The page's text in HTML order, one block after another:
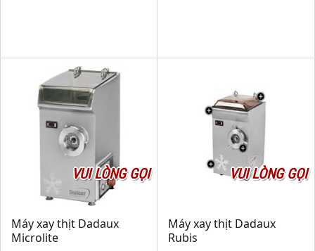
VUI LÒNG GỌI
Máy xay thịt Dadaux
Microlite
VUI LÒNG GỌI
Máy xay thịt Dadaux
Rubis